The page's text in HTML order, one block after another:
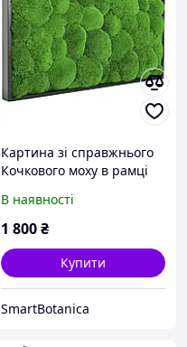
Картина зі справжнього
Кочкового моху в рамці
В наявності
1 800₴
Купити
SmartBotanica